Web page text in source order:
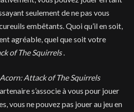
seulement de ne pas vous
embêtants. Quoi qu’il en soit,
agréable, quel que soit votre
of The Squirrels.
Acorn: Attack of The Squirrels
s’associe à vous pour jouer
vous ne pouvez pas jouer au jeu en